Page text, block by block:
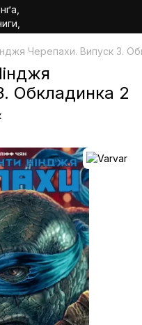
Черепахи. Випуск 3.
Обкладинка 2